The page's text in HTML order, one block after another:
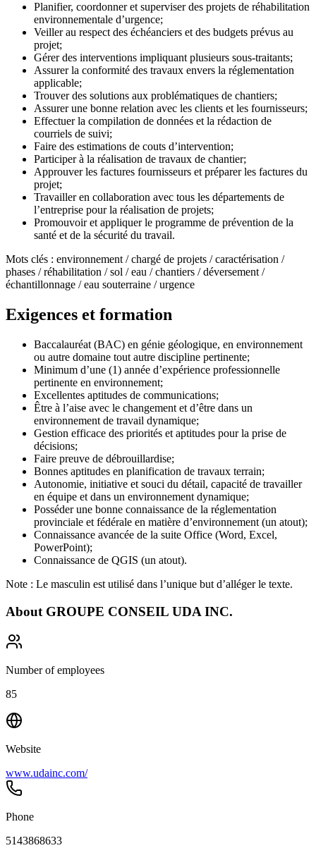
Planifier, coordonner et superviser des projets de réhabilitation
environnementale d’urgence;
Veiller au respect des échéanciers et des budgets prévus au
projet;
Gérer des interventions impliquant plusieurs sous-traitants;
Assurer la conformité des travaux envers la réglementation
applicable;
Trouver des solutions aux problématiques de chantiers;
Assurer une bonne relation avec les clients et les fournisseurs;
Effectuer la compilation de données et la rédaction de
courriels de suivi;
Faire des estimations de couts d’intervention;
Participer à la réalisation de travaux de chantier;
Approuver les factures fournisseurs et préparer les factures du
projet;
Travailler en collaboration avec tous les départements de
l’entreprise pour la réalisation de projets;
Promouvoir et appliquer le programme de prévention de la
santé et de la sécurité du travail.
Mots clés : environnement / chargé de projets / caractérisation /
phases / réhabilitation / sol / eau / chantiers / déversement /
échantillonnage / eau souterraine / urgence
Exigences et formation
Baccalauréat (BAC) en génie géologique, en environnement
ou autre domaine tout autre discipline pertinente;
Minimum d’une (1) année d’expérience professionnelle
pertinente en environnement;
Excellentes aptitudes de communications;
Être à l’aise avec le changement et d’être dans un
environnement de travail dynamique;
Gestion efficace des priorités et aptitudes pour la prise de
décisions;
Faire preuve de débrouillardise;
Bonnes aptitudes en planification de travaux terrain;
Autonomie, initiative et souci du détail, capacité de travailler
en équipe et dans un environnement dynamique;
Posséder une bonne connaissance de la réglementation
provinciale et fédérale en matière d’environnement (un atout);
Connaissance avancée de la suite Office (Word, Excel,
PowerPoint);
Connaissance de QGIS (un atout).
Note : Le masculin est utilisé dans l’unique but d’alléger le texte.
About GROUPE CONSEIL UDA INC.
Number of employees
85
Website
www.udainc.com/
Phone
5143868633